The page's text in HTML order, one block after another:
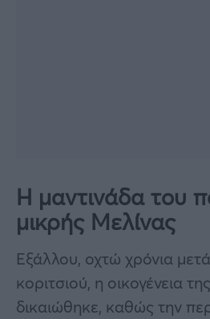
Η μαντινάδα του
μικρής Μελίνας
Εξάλλου, οχτώ χρόνια
κοριτσιού, η οικογένεια
δικαιώθηκε, καθώς την